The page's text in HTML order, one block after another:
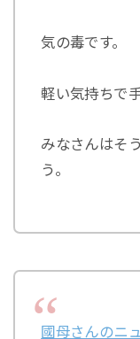
気の毒です。
軽い気持ちで
みなさんはそ
う。
國母さんのニ